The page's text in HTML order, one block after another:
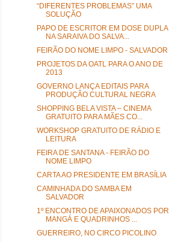
“DIFERENTES PROBLEMAS” UMA
SOLUÇÃO
PAPO DE ESCRITOR EM DOSE DUPLA
NA SARAIVA DO SALVA...
FEIRÃO DO NOME LIMPO - SALVADOR
PROJETOS DA OATL PARA O ANO DE
2013
GOVERNO LANÇA EDITAIS PARA
PRODUÇÃO CULTURAL NEGRA
SHOPPING BELA VISTA – CINEMA
GRATUITO PARA MÃES CO...
WORKSHOP GRATUITO DE RÁDIO E
LEITURA
FEIRA DE SANTANA - FEIRÃO DO
NOME LIMPO
CARTA AO PRESIDENTE EM BRASÍLIA
CAMINHADA DO SAMBA EM
SALVADOR
1º ENCONTRO DE APAIXONADOS POR
MANGÁ E QUADRINHOS ...
GUERREIRO, NO CIRCO PICOLINO